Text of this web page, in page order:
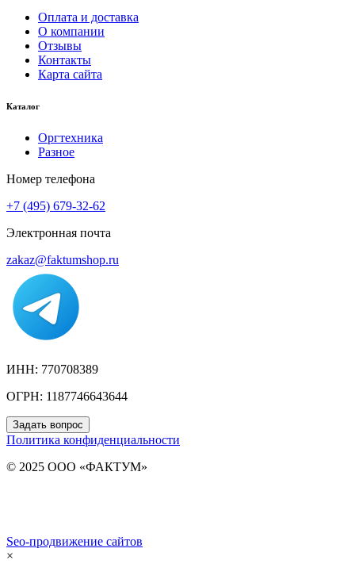
Оплата и доставка
О компании
Отзывы
Контакты
Карта сайта
Каталог
Оргтехника
Разное
Номер телефона
+7 (495) 679-32-62
Электронная почта
zakaz@faktumshop.ru
ИНН: 770708389
ОГРН: 1187746643644
Задать вопрос
Политика конфиденциальности
© 2025 ООО «ФАКТУМ»
Seo-продвижение сайтов
×